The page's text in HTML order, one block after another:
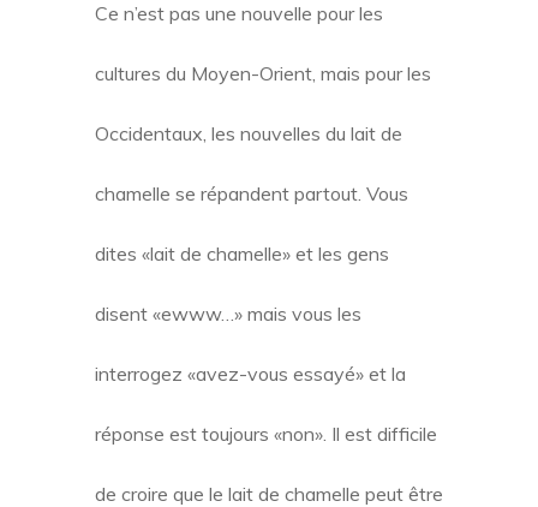
Ce n’est pas une nouvelle pour les
cultures du Moyen-Orient, mais pour les
Occidentaux, les nouvelles du lait de
chamelle se répandent partout. Vous
dites «lait de chamelle» et les gens
disent «ewww…» mais vous les
interrogez «avez-vous essayé» et la
réponse est toujours «non». Il est difficile
de croire que le lait de chamelle peut être